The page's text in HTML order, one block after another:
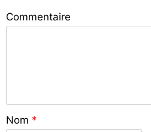
Commentaire
Nom *